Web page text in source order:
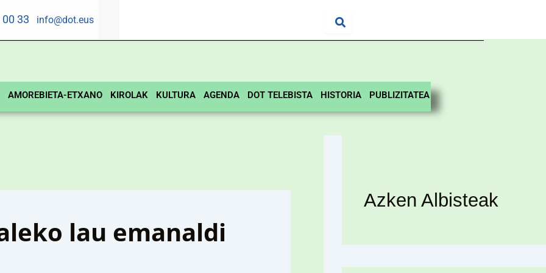
00 33 info@dot.eus
AMOREBIETA-ETXANO KIROLAK KULTURA AGENDA DOT TELEBISTA HISTORIA PUBLIZITATEA
lau emanaldi
Azken Albisteak